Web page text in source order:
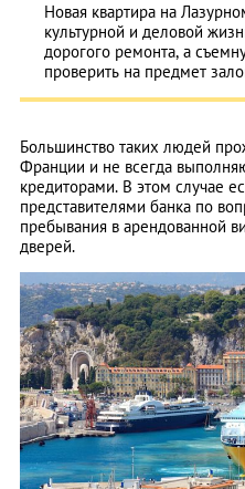
Новая квартира на
культурной и деловой
дорогого ремонта, а
проверить на предмет
Большинство таких людей
Франции и не всегда
кредиторами. В этом случае
представителями банка по
пребывания в арендованной
дверей.